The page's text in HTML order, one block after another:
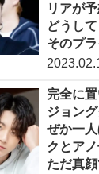
リアが
どうし
そのプ
完全に
ジョン
ぜか一
クとア
ただ真